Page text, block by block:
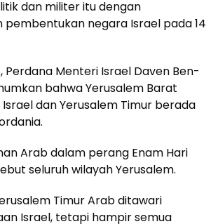
dan militer itu dengan
pembentukan negara Israel pada 14
Perdana Menteri Israel Daven Ben-
bahwa Yerusalem Barat
dan Yerusalem Timur berada
Arab dalam perang Enam Hari
seluruh wilayah Yerusalem.
Timur Arab ditawari
Israel, tetapi hampir semua